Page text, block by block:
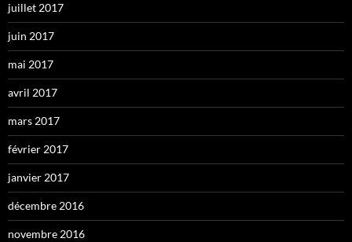
juillet 2017
juin 2017
mai 2017
avril 2017
mars 2017
février 2017
janvier 2017
décembre 2016
novembre 2016